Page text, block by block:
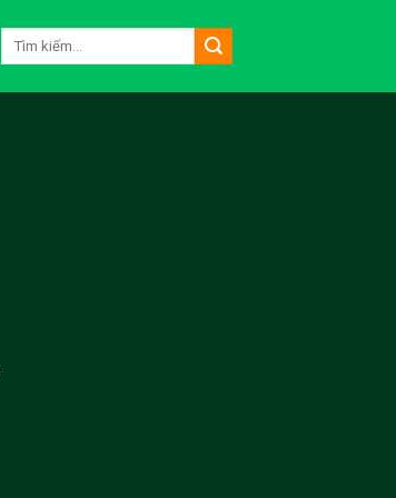
Tìm